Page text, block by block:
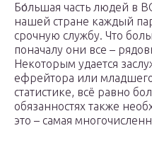
Бо́льшая часть людей в
нашей стране каждый
срочную службу. Что
поначалу они все –
Некоторым удается
ефрейтора или
статистике, всё равно
обязанностях также
это – самая